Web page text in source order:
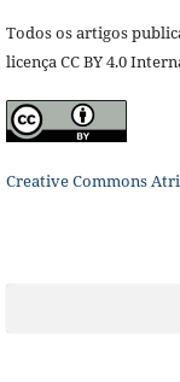
Todos os artigos
licença CC BY 4.0
Creative Commons